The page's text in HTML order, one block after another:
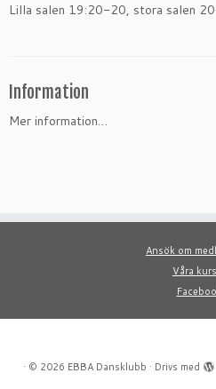
Lilla salen 19:20-20, stora salen
Information
Mer information…
Ansök om
Våra
· © 2026 EBBA Dansklubb · Drivs med